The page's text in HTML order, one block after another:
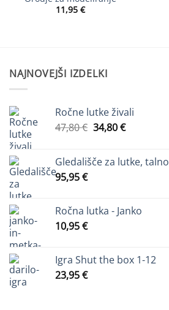
11,95 €
NAJNOVEJŠI IZDELKI
Ročne lutke živali
47,80€ Izvirna
bila:
34,80€Trenutna
34,80 €.
Gledališče za lutke, talno
95,95€
Ročna lutka - Janko
10,95€
Igra Shut the box 1-12
23,95€